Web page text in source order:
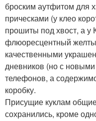
броским аутфитом для
прическами (у клео
прошиты под хвост, а у
флюоресцентный
качественными
дневников (но с
телефонов, а
коробку.
Присущие куклам
сохранились, кроме